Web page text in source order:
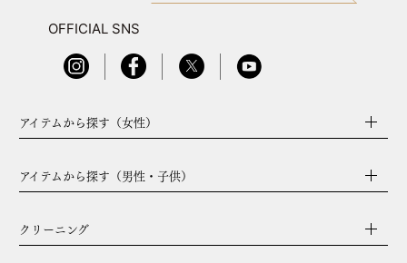
OFFICIAL SNS
アイテムから探す（女性）
アイテムから探す（男性・子供）
クリーニング